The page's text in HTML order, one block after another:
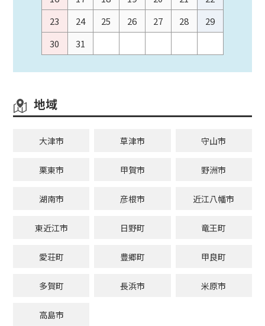
23
24 25 26 27 28
29
30
31
地域
大津市 草津市 守山市
栗東市 甲賀市 野洲市
湖南市 彦根市 近江八幡市
東近江市 日野町 竜王町
愛荘町 豊郷町 甲良町
多賀町 長浜市 米原市
高島市